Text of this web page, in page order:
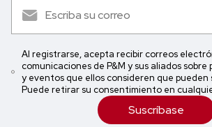
Al registrarse, acepta recibir correos
comunicaciones de P&M y sus aliados
y eventos que ellos consideren que pueden
Puede retirar su consentimiento en
Suscríbase